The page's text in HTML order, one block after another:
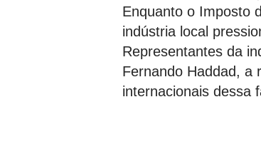
Enquanto o Imposto
indústria local
Representantes da
Fernando Haddad, a
internacionais dessa